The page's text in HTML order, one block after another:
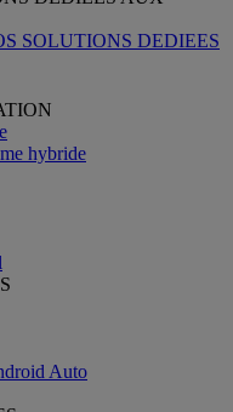
SOLUTIONS DEDIEES
hybride
Auto